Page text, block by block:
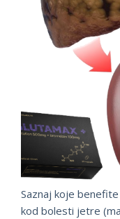
Saznaj koje
kod bolesti jetre